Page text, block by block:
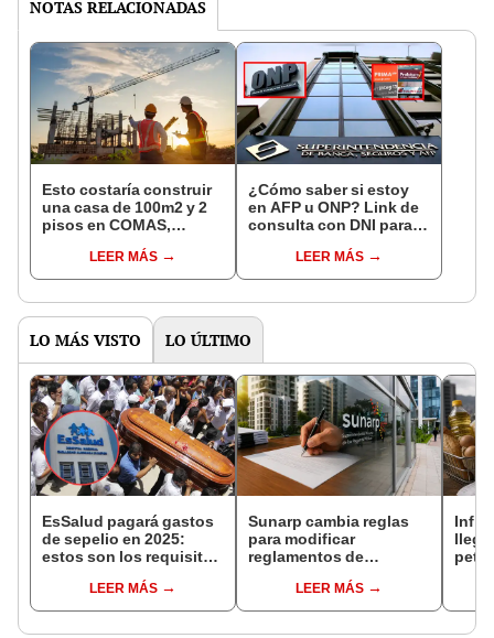
NOTAS RELACIONADAS
Esto costaría construir
una casa de 100m2 y 2
pisos en COMAS,
distritos de LIMA
NORTE
LEER MÁS
¿Cómo saber si estoy
en AFP u ONP? Link de
consulta con DNI para
pensiones estás
LEER MÁS
LO MÁS VISTO LO ÚLTIMO
EsSalud pagará gastos
de sepelio en 2025:
estos son los requisitos
recibir este apoyo
económico en el Perú
LEER MÁS
Sunarp cambia reglas
para modificar
reglamentos de
podrán ahorrar en
trámites notariales
LEER MÁS
llega